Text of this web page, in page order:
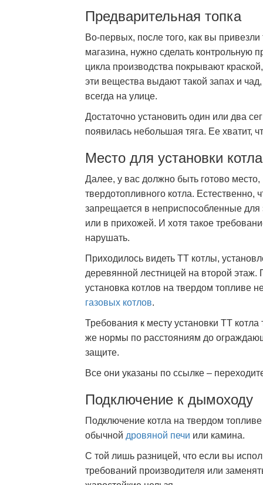
Предварительная топка
Во-первых, после того, как вы
магазина, нужно сделать контрольную
цикла производства покрывают
эти вещества выдают такой запах и
всегда на улице.
Достаточно установить один или два
появилась небольшая тяга. Ее хватит,
Место для установки котла
Далее, у вас должно быть готово место,
твердотопливного котла. Естественно,
запрещается в неприспособленные для
или в прихожей. И хотя такое
нарушать.
Приходилось видеть ТТ котлы,
деревянной лестницей на второй этаж.
установка котлов на твердом топливе
газовых котлов.
Требования к месту установки ТТ
же нормы по расстояниям до
защите.
Все они указаны по ссылке –
Подключение к дымоходу
Подключение котла на твердом
обычной дровяной печи или камина.
С той лишь разницей, что если вы
требований производителя или